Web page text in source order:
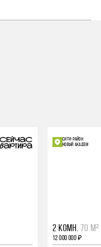
СИТИ-РАЙОН
НОВЫЙ АКАДЕМ
2 КОМН. 70 М²
12 000 000 ₽